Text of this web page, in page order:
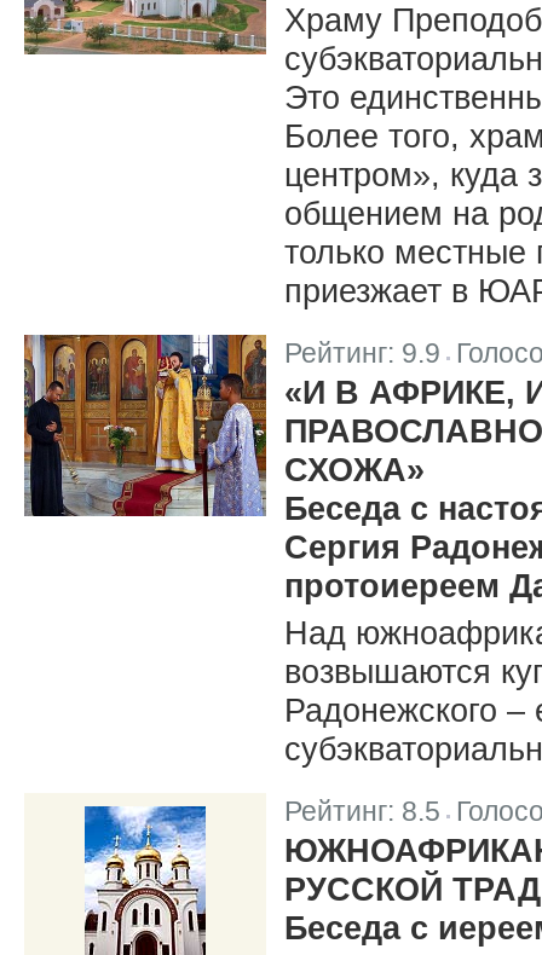
Храму
Это
Более того,
центром», куда
общением на
только местные
приезжает в
Рейтинг: 9.9
«И В АФРИКЕ,
СХОЖА»
Беседа с
Сергия
протоиереем
Над
возвышаются
Радонежского –
Рейтинг: 8.5
РУССКОЙ
Беседа с